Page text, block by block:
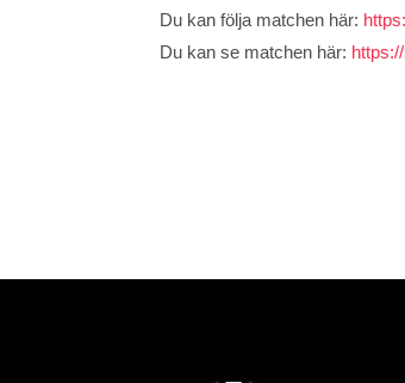
Du kan följa matchen här:
Du kan se matchen här: